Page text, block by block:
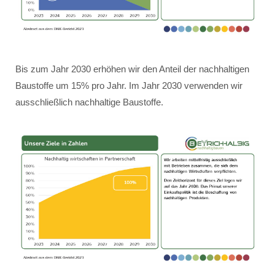
Bis zum Jahr 2030 erhöhen wir den Anteil der nachhaltigen
Baustoffe um 15% pro Jahr. Im Jahr 2030 verwenden wir
ausschließlich nachhaltige Baustoffe.